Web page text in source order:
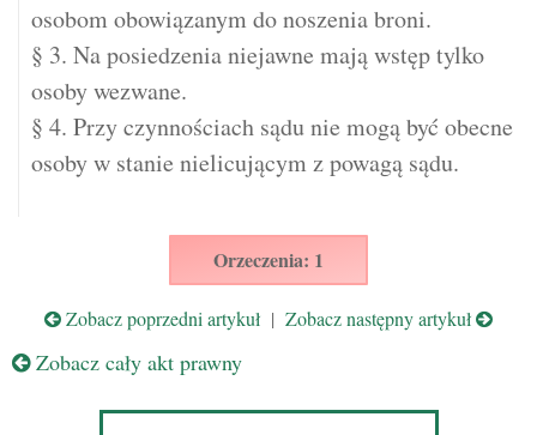
osobom obowiązanym do noszenia broni.
§ 3. Na posiedzenia niejawne mają wstęp tylko
osoby wezwane.
§ 4. Przy czynnościach sądu nie mogą być obecne
osoby w stanie nielicującym z powagą sądu.
Orzeczenia: 1
Zobacz poprzedni artykuł | Zobacz następny artykuł
Zobacz cały akt prawny